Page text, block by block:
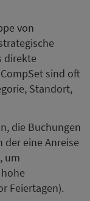
von
direkte
sind oft
Standort,
die Buchungen
eine Anreise
um
Feiertagen).